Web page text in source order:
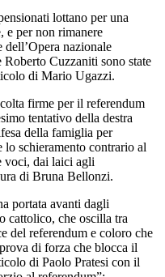
lottano per una
e per non rimanere
dell’Opera nazionale
Cuzzaniti sono state
di Mario Ugazzi.
firme per il referendum
tentativo della destra
della famiglia per
lo schieramento contrario al
voci, dai laici agli
di Bruna Bellonzi.
portata avanti dagli
cattolico, che oscilla tra
del referendum e coloro che
di forza che blocca il
di Paolo Pratesi con il